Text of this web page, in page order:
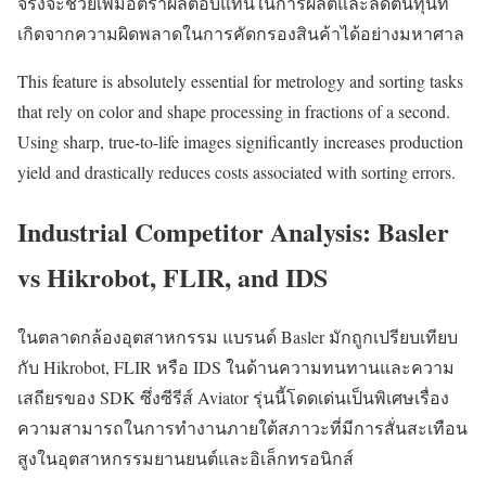
เกิดจากความผิดพลาดในการคัดกรองสินค้าได้อย่างมหาศาล
This feature is absolutely essential for metrology and sorting tasks
that rely on color and shape processing in fractions of a second.
Using sharp, true-to-life images significantly increases production
yield and drastically reduces costs associated with sorting errors.
Industrial Competitor Analysis: Basler
vs Hikrobot, FLIR, and IDS
ในตลาดกล้องอุตสาหกรรม แบรนด์ Basler มักถูกเปรียบเทียบ
กับ Hikrobot, FLIR หรือ IDS ในด้านความทนทานและความ
เสถียรของ SDK ซึ่งซีรีส์ Aviator รุ่นนี้โดดเด่นเป็นพิเศษเรื่อง
ความสามารถในการทำงานภายใต้สภาวะที่มีการสั่นสะเทือน
สูงในอุตสาหกรรมยานยนต์และอิเล็กทรอนิกส์